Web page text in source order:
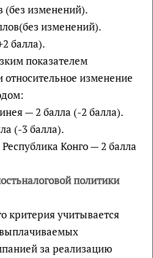
(без изменений).
изменений).
балла).
показателем
изменение
— 2 балла (-2 балла).
(-3 балла).
Конго — 2 балла
политики
критерия учитывается
за реализацию